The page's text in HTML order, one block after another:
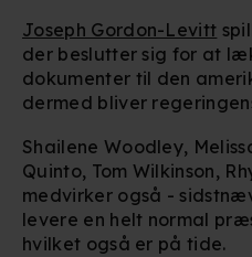
Joseph Gordon-Levitt
der beslutter sig for at
dokumenter til den
dermed bliver
Shailene Woodley,
Quinto, Tom Wilkinson,
medvirker også -
levere en helt normal
hvilket også er på tide.